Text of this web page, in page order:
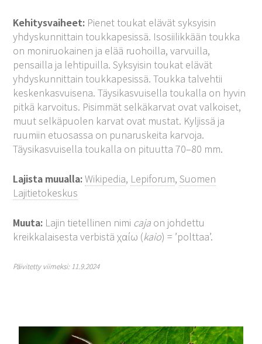
Kehitysvaiheet: Pienet toukat elävät syksyisin
yhdyskunnittain toukkapesissä. Isosiilikkään toukka
on moniruokainen ja elää ruohoilla, varvuilla,
pensailla ja lehtipuilla. Syksyisin toukat elävät
yhdyskunnittain toukkapesissä. Toukka talvehtii
keskenkasvuisena. Täysikasvuisella toukalla on hyvin
pitkä karvoitus. Pisimmät selkäkarvat ovat valkoiset,
muut selkäpuolen karvat ovat mustat. Kyljissä ja
ruumiin etuosassa on punaruskeita karvoja.
Täysikasvuisella toukalla on pituutta 70–80 mm.
Lajista muualla:Wikipedia, Lepiforum,Suomen
Lajitietokeskus
Muuta: Lajin tietellinen nimi caja on johdettu
kreikkalaisesta verbistä χαίω (kaio) = ’polttaa’.
Päivitetty viimeksi: 11.9.2024